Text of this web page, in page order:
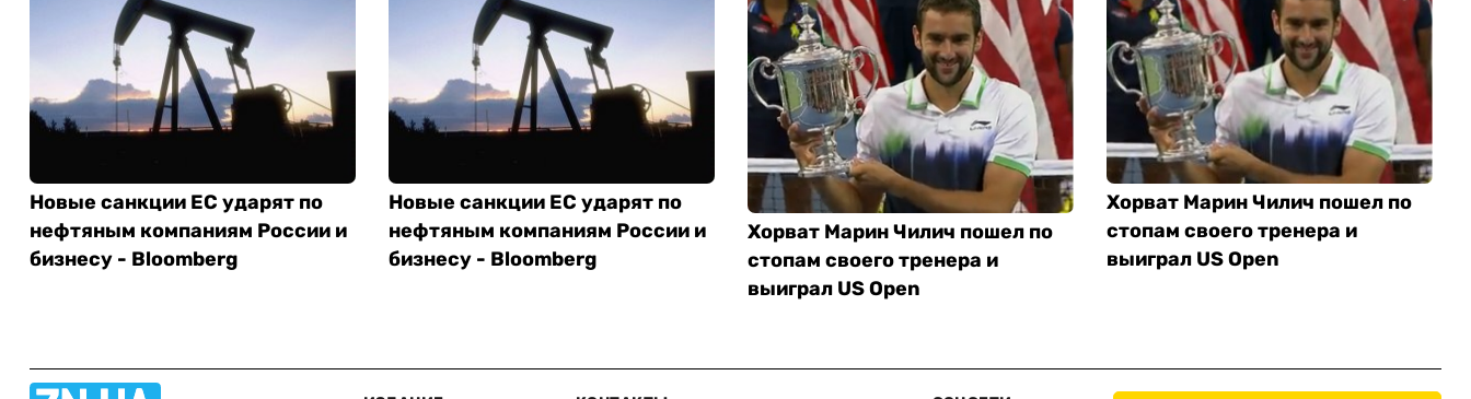
Новые санкции ЕС ударят по
нефтяным компаниям России и
бизнесу - Bloomberg
Новые санкции ЕС ударят по
нефтяным компаниям России и
бизнесу - Bloomberg
Хорват Марин Чилич пошел по
стопам своего тренера и
выиграл US Open
Хорват Марин Чилич пошел по
стопам своего тренера и
выиграл US Open